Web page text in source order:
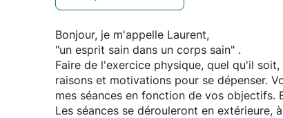
Bonjour, je m'appelle Laurent,
"un esprit sain dans un corps sain" .
Faire de l'exercice physique, quel qu'il
raisons et motivations pour se dépenser. Vous avez des attentes particulières, spécifiques, j'adapterais
mes séances en fonction de vos objectifs.
Les séances se dérouleront en extérieure,